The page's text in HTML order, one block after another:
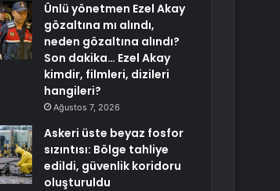
Ünlü yönetmen Ezel Akay
gözaltına mı alındı,
neden gözaltına alındı?
Son dakika… Ezel Akay
kimdir, filmleri, dizileri
hangileri?
Ağustos 7, 2026
Askeri üste beyaz fosfor
sızıntısı: Bölge tahliye
edildi, güvenlik koridoru
oluşturuldu